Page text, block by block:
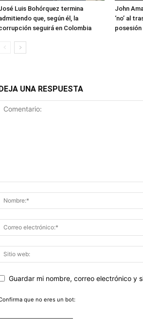
Luis Bohórquez termina
que, según él, la
seguirá en Colombia
John
‘no’ al
posesión
UNA RESPUESTA
Guardar mi nombre, correo electrónico y
que no eres un bot: